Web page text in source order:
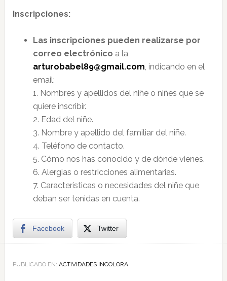
Inscripciones:
Las inscripciones pueden realizarse por
correo electrónico a la
arturobabel89@gmail.com, indicando en el
email:
1. Nombres y apellidos del niñe o niñes que se
quiere inscribir.
2. Edad del niñe.
3. Nombre y apellido del familiar del niñe.
4. Teléfono de contacto.
5. Cómo nos has conocido y de dónde vienes.
6. Alergias o restricciones alimentarias.
7. Características o necesidades del niñe que
deban ser tenidas en cuenta.
Facebook Twitter
PUBLICADO EN: ACTIVIDADES INCOLORA